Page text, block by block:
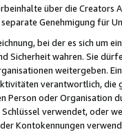
über die Creators
Genehmigung für
bei der es sich um
Sicherheit wahren. Sie
weitergeben.
verantwortlich, die
Person oder Organisation
Schlüssel verwendet, oder
Kontokennungen